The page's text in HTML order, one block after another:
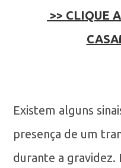
>> CLIQUE
Existem alguns
presença de um
durante a gravidez.